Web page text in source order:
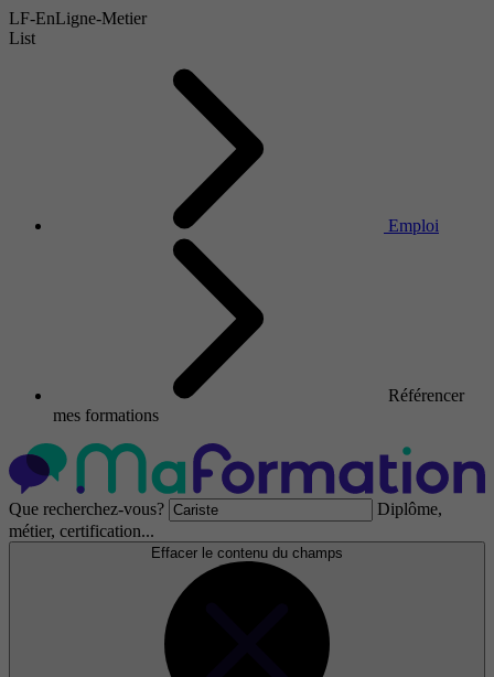
LF-EnLigne-Metier
List
Emploi
Référencer
mes formations
Que recherchez-vous?
Diplôme,
métier, certification...
Effacer le contenu du champs